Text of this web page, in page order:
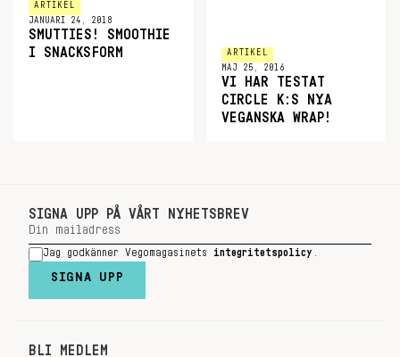
ARTIKEL
JANUARI 24, 2018
SMUTTIES! SMOOTHIE
I SNACKSFORM
ARTIKEL
MAJ 25, 2016
VI HAR TESTAT
CIRCLE K:S NYA
VEGANSKA WRAP!
SIGNA UPP PÅ VÅRT NYHETSBREV
Jag godkänner Vegomagasinets integritetspolicy
SIGNA UPP
BLI MEDLEM